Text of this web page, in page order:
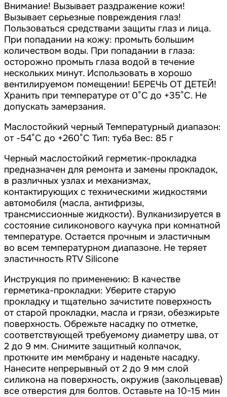
Внимание! Вызывает раздражение кожи!
Вызывает серьезные повреждения глаз!
Пользоваться средствами защиты глаз и лица.
При попадании на кожу: промыть большим
количеством воды. При попадании в глаза:
осторожно промыть глаза водой в течение
нескольких минут. Использовать в хорошо
вентилируемом помещении! БЕРЕЧЬ ОТ ДЕТЕЙ!
Хранить при температуре от 0°С до +35°С. Не
допускать замерзания.
Маслостойкий черный Температурный диапазон:
от -54°C до +260°C Тип: туба Вес: 85 г
Черный маслостойкий герметик-прокладка
предназначен для ремонта и замены прокладок,
в различных узлах и механизмах,
контактирующих с техническими жидкостями
автомобиля (масла, антифризы,
трансмиссионные жидкости). Вулканизируется в
состояние силиконового каучука при комнатной
температуре. Остается прочным и эластичным
во всем температурном диапазоне. Не теряет
эластичность RTV Silicone
Инструкция по применению: В качестве
герметика-прокладки: Уберите старую
прокладку и тщательно зачистите поверхность
от старой прокладки, масла и грязи, обезжирьте
поверхность. Обрежьте насадку по отметке,
соответствующей требуемому диаметру шва, от
2 до 9 мм. Снимите защитный колпачок,
проткните им мембрану и наденьте насадку.
Нанесите непрерывный от 2 до 9 мм слой
силикона на поверхность, окружив (закольцевав)
все отверстия для болтов. Оставьте на 10-15 мин